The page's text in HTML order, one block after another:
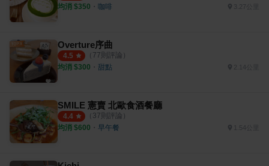
均消 $350 ・ 咖啡
Overture序曲
4.5 （ 77則評論）
均消 $300 ・ 甜點 2.14公里
SMILE 憲賣 北歐食酒餐廳
4.4 （ 37則評論）
均消 $600 ・ 早午餐 1.54公里